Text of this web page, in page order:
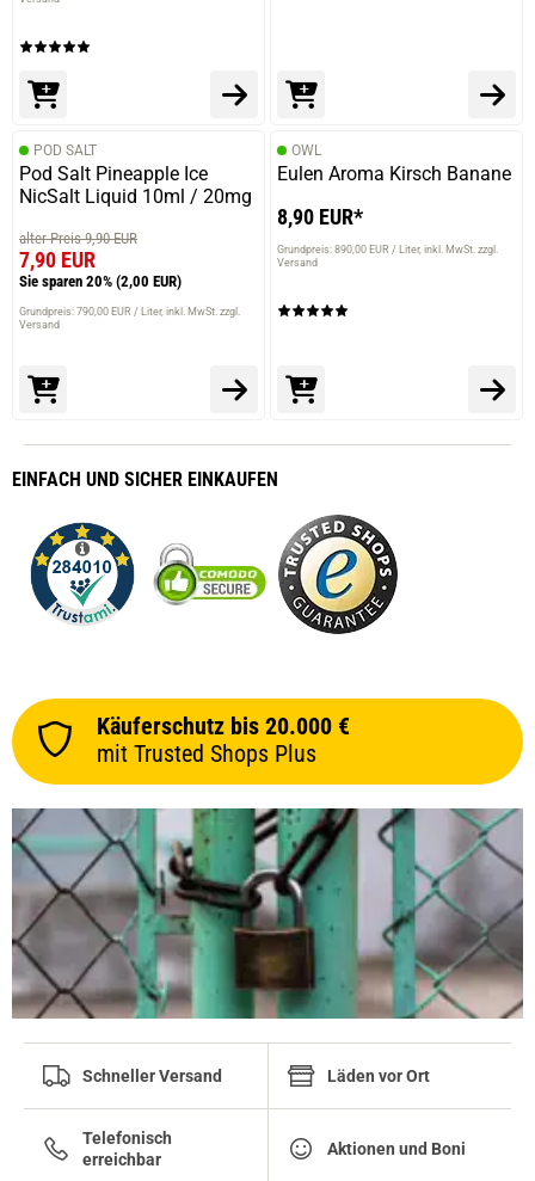
POD SALT
Pod Salt Pineapple Ice
NicSalt Liquid 10ml / 20mg
alter Preis 9,90 EUR
7,90 EUR
Sie sparen 20% (2,00 EUR)
Grundpreis: 790,00 EUR / Liter inkl. MwSt. zzgl.
Versand
OWL
Eulen Aroma Kirsch Banane
8,90 EUR*
Grundpreis: 890,00 EUR / Liter inkl. MwSt. zzgl.
Versand
EINFACH UND SICHER EINKAUFEN
Käuferschutz bis 20.000 €
mit Trusted Shops Plus
Schneller Versand Läden vor Ort
Telefonisch
erreichbar
Aktionen und Boni